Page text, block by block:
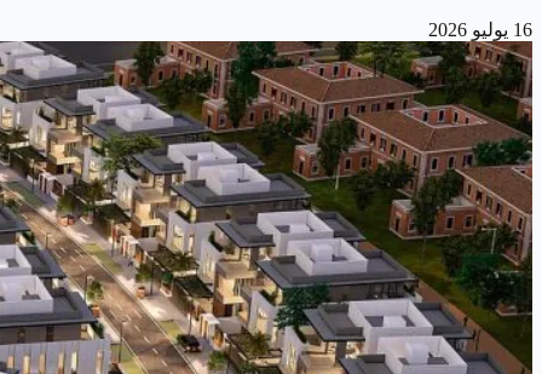
16 يوليو 2026